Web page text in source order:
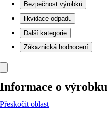
Bezpečnost výrobků
likvidace odpadu
Další kategorie
Zákaznická hodnocení
Informace o výrobku
Přeskočit oblast